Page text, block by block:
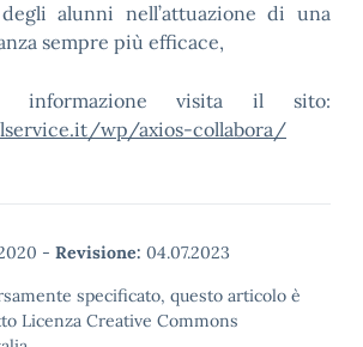
alunni nell’attuazione di una
sempre più efficace,
informazione visita il sito:
wp/axios-collabora/
- Revisione: 04.07.2023
specificato, questo articolo è
Licenza Creative Commons